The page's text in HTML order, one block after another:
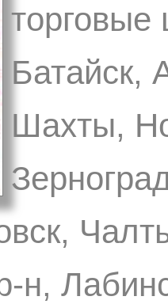
торговые
Батайск,
Шахты,
н,